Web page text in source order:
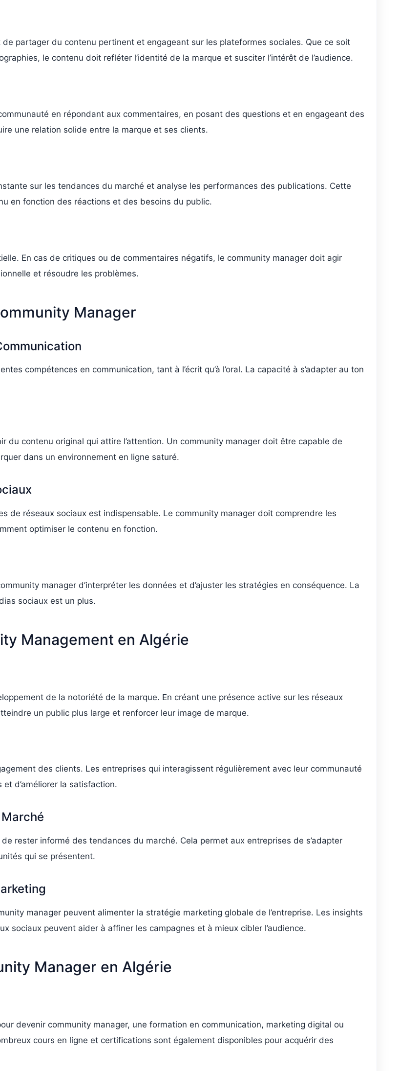
partager du contenu pertinent et engageant sur les plateformes sociales. Que ce soit
le contenu doit refléter l’identité de la marque et susciter l’intérêt de l’audience.
en répondant aux commentaires, en posant des questions et en engageant des
une relation solide entre la marque et ses clients.
sur les tendances du marché et analyse les performances des publications. Cette
en fonction des réactions et des besoins du public.
En cas de critiques ou de commentaires négatifs, le community manager doit agir
et résoudre les problèmes.
Manager
compétences en communication, tant à l’écrit qu’à l’oral. La capacité à s’adapter au ton
du contenu original qui attire l’attention. Un community manager doit être capable de
dans un environnement en ligne saturé.
de réseaux sociaux est indispensable. Le community manager doit comprendre les
optimiser le contenu en fonction.
manager d’interpréter les données et d’ajuster les stratégies en conséquence. La
sociaux est un plus.
Management en Algérie
de la notoriété de la marque. En créant une présence active sur les réseaux
un public plus large et renforcer leur image de marque.
des clients. Les entreprises qui interagissent régulièrement avec leur communauté
d’améliorer la satisfaction.
rester informé des tendances du marché. Cela permet aux entreprises de s’adapter
qui se présentent.
manager peuvent alimenter la stratégie marketing globale de l’entreprise. Les insights
sociaux peuvent aider à affiner les campagnes et à mieux cibler l’audience.
Manager en Algérie
devenir community manager, une formation en communication, marketing digital ou
cours en ligne et certifications sont également disponibles pour acquérir des